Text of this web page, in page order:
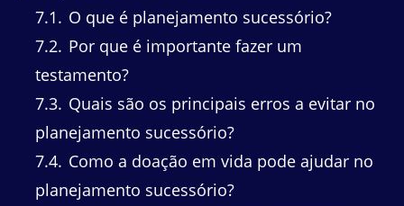
7.1
O que é planejamento sucessório?
7.2 Por que é importante fazer um
testamento?
7.3 Quais são os principais erros a evitar no
planejamento sucessório?
7.4 Como a doação em vida pode ajudar no
planejamento sucessório?